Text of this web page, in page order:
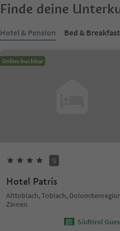
Finde deine
Hotel & Pension Bed & Breakfast
Online buchbar
S
Hotel Patris
Alttoblach, Toblach,
Zinnen
Südtirol